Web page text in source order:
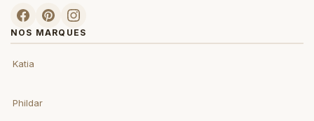
NOS MARQUES
Katia
Phildar